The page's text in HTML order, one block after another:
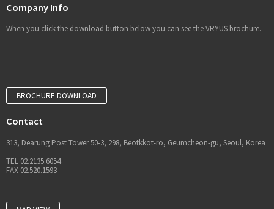
Company Info
When you click the download button below you can see the VRYUS brochure.
BROCHURE DOWNLOAD
Contact
313, Dearung Post Tower 50-3, 298, Beotkkot-ro, Geumcheon-gu, Seoul, Korea
TEL 02.2135.6054
FAX 02.520.1593